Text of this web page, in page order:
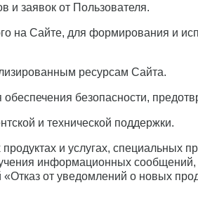
и заявок от Пользователя.
на Сайте, для формирования и
ресурсам Сайта.
безопасности,
и технической поддержки.
и услугах, специальных
информационных
от уведомлений о новых